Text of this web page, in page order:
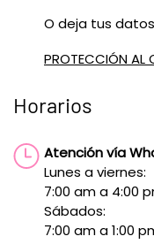
O deja tus datos
PROTECCIÓN AL
Horarios
Atención vía
Lunes a viernes:
7:00 am a 4:00
Sábados:
7:00 am a 1:00